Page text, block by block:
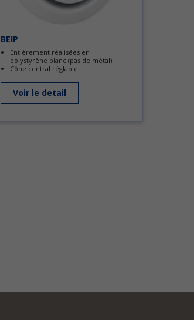
BEIP
Entièrement réalisées en
polystyrène blanc (pas de métal)
Cône central réglable
Voir le detail